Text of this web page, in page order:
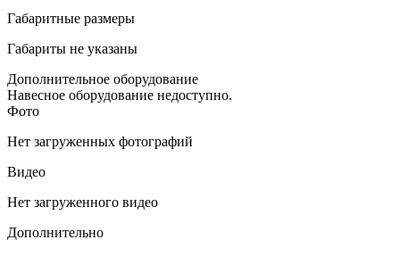
Габаритные размеры
Габариты не указаны
Дополнительное оборудование
Навесное оборудование недоступно.
Фото
Нет загруженных фотографий
Видео
Нет загруженного видео
Дополнительно